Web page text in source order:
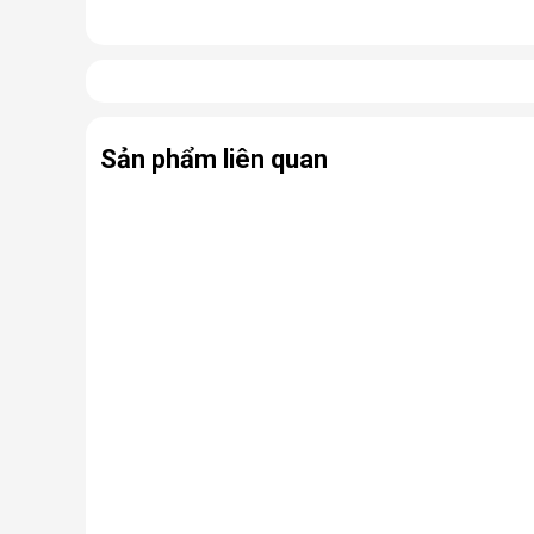
Màng lọc RO: Là trái tim của máy. Màng RO
Sản phẩm liên quan